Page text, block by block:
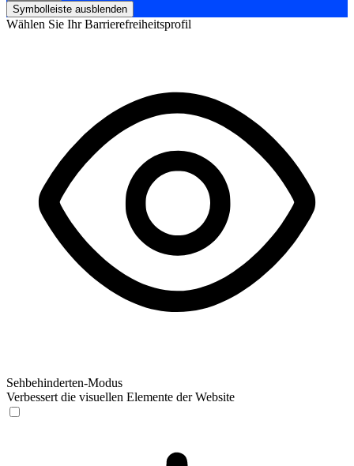
Symbolleiste ausblenden
Wählen Sie Ihr Barrierefreiheitsprofil
Sehbehinderten-Modus
Verbessert die visuellen Elemente der Website